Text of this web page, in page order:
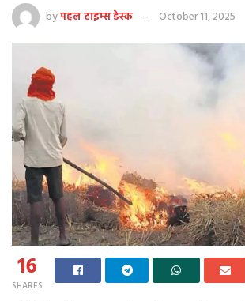
byपहल टाइम्स डेस्क October 11, 2025
16
SHARES